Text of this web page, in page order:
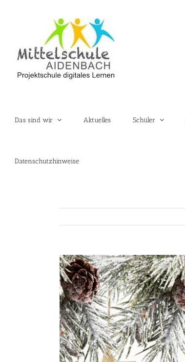
Das sind wir Aktuelles Schüler
Datenschutzhinweise
Zeige
grösseres
Bild